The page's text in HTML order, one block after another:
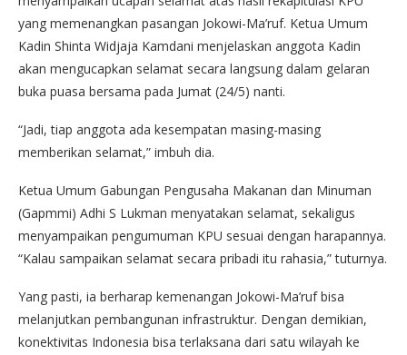
yang memenangkan pasangan Jokowi-Ma’ruf. Ketua Umum
Kadin Shinta Widjaja Kamdani menjelaskan anggota Kadin
akan mengucapkan selamat secara langsung dalam gelaran
buka puasa bersama pada Jumat (24/5) nanti.
“Jadi, tiap anggota ada kesempatan masing-masing
memberikan selamat,” imbuh dia.
Ketua Umum Gabungan Pengusaha Makanan dan Minuman
(Gapmmi) Adhi S Lukman menyatakan selamat, sekaligus
menyampaikan pengumuman KPU sesuai dengan harapannya.
“Kalau sampaikan selamat secara pribadi itu rahasia,” tuturnya.
Yang pasti, ia berharap kemenangan Jokowi-Ma’ruf bisa
melanjutkan pembangunan infrastruktur. Dengan demikian,
konektivitas Indonesia bisa terlaksana dari satu wilayah ke